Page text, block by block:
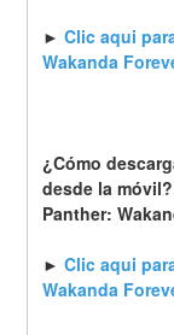
► Clic aqui
Wakanda
¿Cómo
desde la
Panther:
► Clic aqui
Wakanda